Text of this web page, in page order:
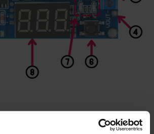
MODUŁU